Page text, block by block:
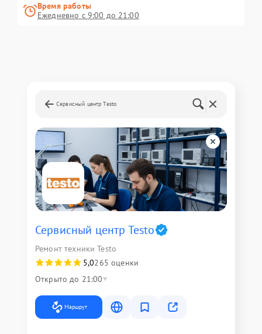
Время работы
Ежедневно с 9:00 до 21:00
Сервисный центр Testo
Сервисный центр Testo
Ремонт техники Testo
5,0265 оценки
Открыто до 21:00
Маршрут